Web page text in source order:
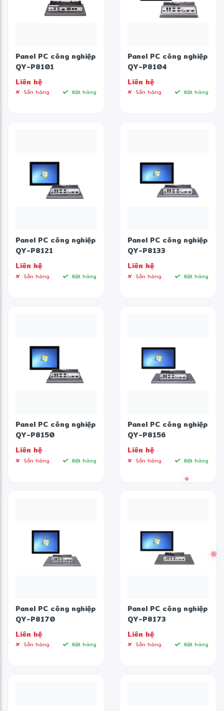
Panel PC công nghiệp
QY-P8101
Liên hệ
Sẵn hàng Đặt hàng
Panel PC công nghiệp
QY-P8104
Liên hệ
Sẵn hàng Đặt hàng
Panel PC công nghiệp
QY-P8121
Liên hệ
Sẵn hàng Đặt hàng
Panel PC công nghiệp
QY-P8133
Liên hệ
Sẵn hàng Đặt hàng
Panel PC công nghiệp
QY-P8150
Liên hệ
Sẵn hàng Đặt hàng
Panel PC công nghiệp
QY-P8156
Liên hệ
Sẵn hàng Đặt hàng
Panel PC công nghiệp
QY-P8170
Liên hệ
Sẵn hàng Đặt hàng
Panel PC công nghiệp
QY-P8173
Liên hệ
Sẵn hàng Đặt hàng